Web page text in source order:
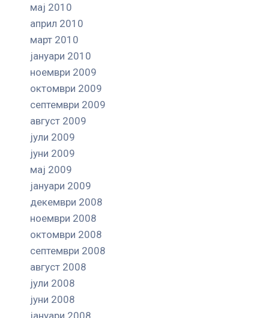
мај 2010
април 2010
март 2010
јануари 2010
ноември 2009
октомври 2009
септември 2009
август 2009
јули 2009
јуни 2009
мај 2009
јануари 2009
декември 2008
ноември 2008
октомври 2008
септември 2008
август 2008
јули 2008
јуни 2008
јануари 2008